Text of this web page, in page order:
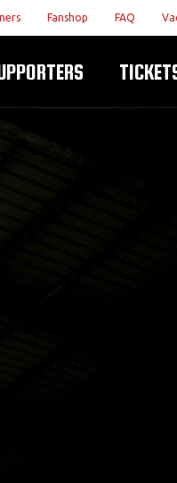
Fanshop FAQ